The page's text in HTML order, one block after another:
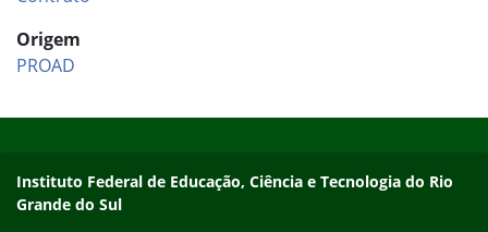
Origem
PROAD
Contato
Instituto Federal de Educação, Ciência e Tecnologia do Rio
Grande do Sul